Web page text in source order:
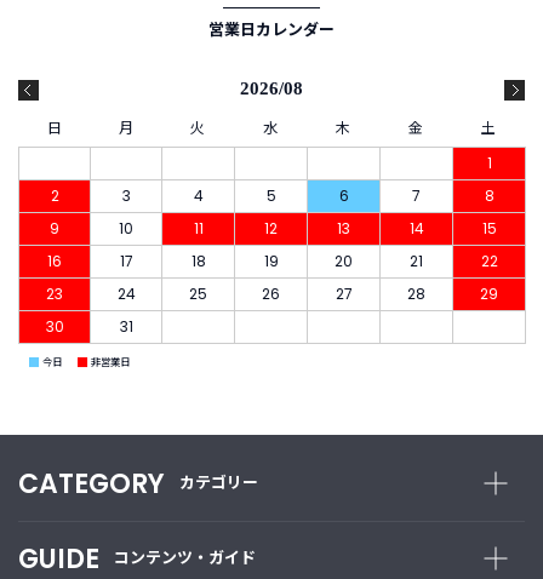
営業日カレンダー
2026/08
日 月 火 水 木 金
土
1
2
3 4 5 6 7
8
9
10 11 12 13 14
15
16
17 18 19 20 21
22
23
24 25 26 27 28
29
30
31
■ 今日 ■ 非営業日
CATEGORY カテゴリー
GUIDE コンテンツ・ガイド